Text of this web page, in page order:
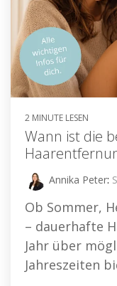
2 MINUTE LESEN
Wann ist die
Annika Peter:
Ob Sommer,
– dauerhafte
Jahr über
Jahreszeiten